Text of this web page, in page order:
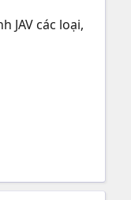
JAV các loại,